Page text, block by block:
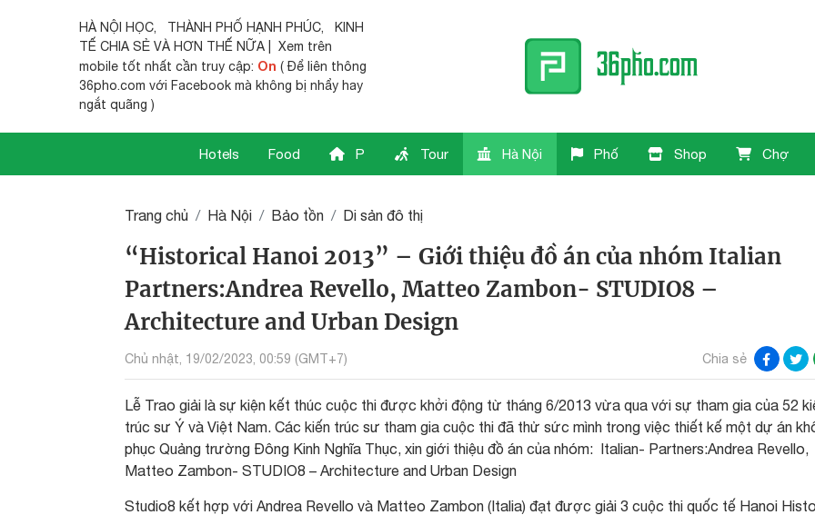
HÀ NỘI HỌC, THÀNH PHỐ HẠNH PHÚC,
KINH
TẾ CHIA SẺ VÀ HƠN THẾ NỮA | Xem trên
mobile tốt nhất cần truy cập: On ( Để liên thông
36pho.com với Facebook mà không bị nhẩy hay
ngắt quãng )
Hotels Food P Tour Hà Nội Phố Shop Chợ
Trang chủ Hà Nội Bảo tồn Di sản đô thị
“Historical Hanoi 2013” – Giới thiệu đồ án của nhóm Italian
Partners:Andrea Revello, Matteo Zambon- STUDIO8 –
Architecture and Urban Design
Chủ nhật, 19/02/2023, 00:59 (GMT+7) Chia sẻ
Lễ Trao giải là sự kiện kết thúc cuộc thi được khởi động từ tháng 6/2013 vừa qua với sự tham gia của 52
trúc sư Ý và Việt Nam. Các kiến trúc sư tham gia cuộc thi đã thử sức mình trong việc thiết kế một dự án
phục Quảng trường Đông Kinh Nghĩa Thục, xin giới thiệu đồ án của nhóm: Italian- Partners:Andrea Revello,
Matteo Zambon- STUDIO8 – Architecture and Urban Design
Studio8 kết hợp với Andrea Revello và Matteo Zambon (Italia) đạt được giải 3 cuộc thi quốc tế Hanoi